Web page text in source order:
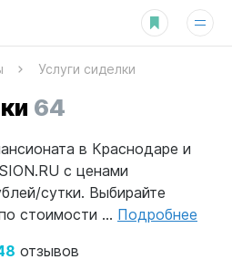
Услуги сиделки
64
в Краснодаре и
с ценами
сутки. Выбирайте
стоимости ... Подробнее
отзывов